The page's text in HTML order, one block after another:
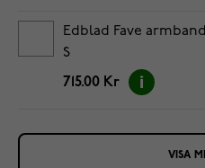
Edblad Fave armband
S
715.00 Kr
VISA